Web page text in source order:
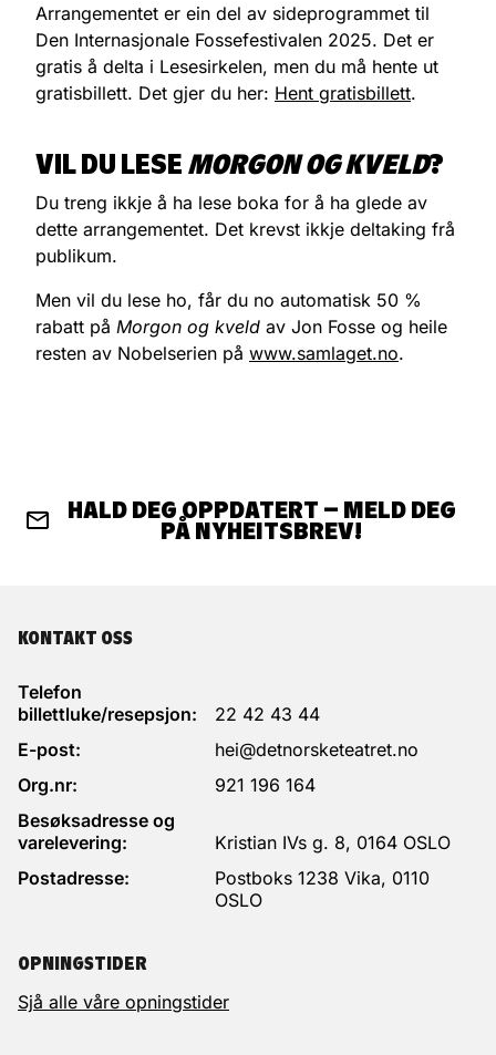
Arrangementet er ein del av sideprogrammet til
Den Internasjonale Fossefestivalen 2025. Det er
gratis å delta i Lesesirkelen, men du må hente ut
gratisbillett. Det gjer du her: Hent gratisbillett.
VIL DU LESEMORGON OG KVELD?
Du treng ikkje å ha lese boka for å ha glede av
dette arrangementet. Det krevst ikkje deltaking frå
publikum.
Men vil du lese ho, får du no automatisk 50 %
rabatt på Morgon og kveld av Jon Fosse og heile
resten av Nobelserien på www.samlaget.no.
HALD DEG OPPDATERT – MELD DEG
PÅ NYHEITSBREV!
KONTAKT OSS
Telefon
billettluke/resepsjon:
22 42 43 44
E-post:
hei@detnorsketeatret.no
Org.nr:
921 196 164
Besøksadresse og
varelevering:
Kristian IVs g. 8, 0164 OSLO
Postadresse:
Postboks 1238 Vika, 0110
OSLO
OPNINGSTIDER
Sjå alle våre opningstider